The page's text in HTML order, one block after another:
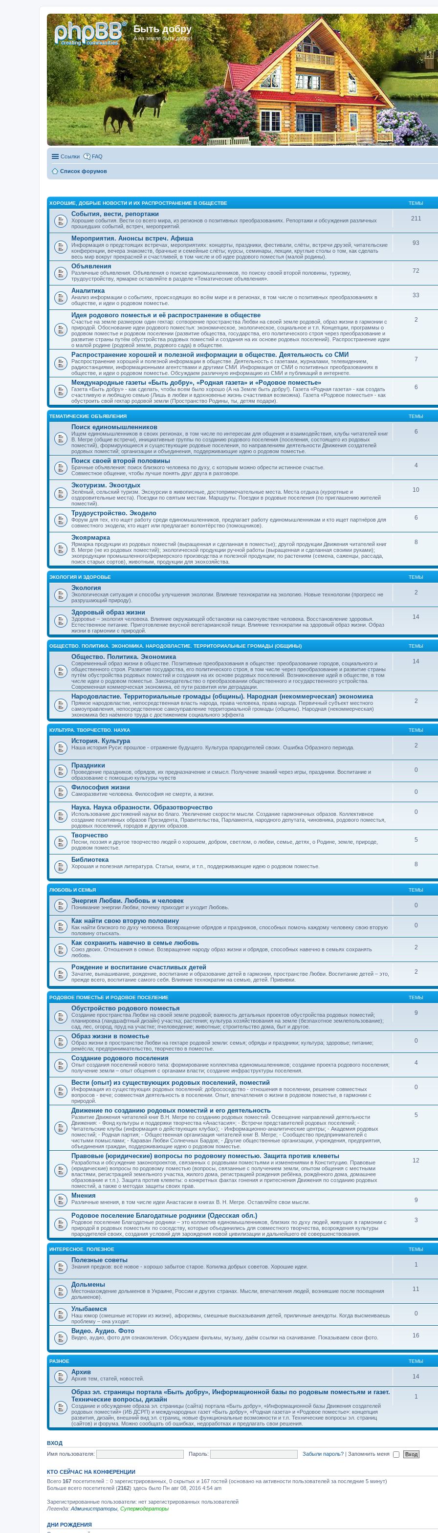
Быть добру
А на земле быть добру!
Ссылки FAQ
Список форумов
ХОРОШИЕ, ДОБРЫЕ НОВОСТИ И ИХ РАСПРОСТРАНЕНИЕ В ОБЩЕСТВЕ ТЕМЫ
События, вести, репортажи
Хорошие события. Вести со всего мира, из регионов о позитивных преобразованиях. Репортажи и обсуждения различных
прошедших событий, встреч, мероприятий.
211
Мероприятия. Анонсы встреч. Афиша
Информация о предстоящих встречах, мероприятиях: концерты, праздники, фестивали, слёты, встречи друзей, читательские
конференции, вечера знакомств, брачные и семейные слёты; курсы, семинары, лекции, круглые столы о том, как сделать
весь мир вокруг прекрасней и счастливей, в том числе и об идее родового поместья (малой родины).
93
Объявления
Различные объявления. Объявления о поиске единомышленников, по поиску своей второй половины, туризму,
трудоустройству, ярмарке оставляйте в разделе «Тематические объявления».
72
Аналитика
Анализ информации о событиях, происходящих во всём мире и в регионах, в том числе о позитивных преобразованиях в
обществе, и идеи о родовом поместье.
33
Идея родового поместья и её распространение в обществе
Счастье на земле размером один гектар: сотворение пространства Любви на своей земле родовой, образ жизни в гармонии с
природой. Обоснование идеи родового поместья: экономическое, экологическое, социальное и т.п. Концепции, программы о
родовом поместье и родовом поселении (развитие общества, государства, его политического строя через преобразование и
развитие страны путём обустройства родовых поместий и создания на их основе родовых поселений). Распространение идеи
о малой родине (родовой земле, родового сада) в обществе.
2
Распространение хорошей и полезной информации в обществе. Деятельность со СМИ
Распространение хорошей и полезной информации в обществе. Деятельность с газетами, журналами, телевидением,
радиостанциями, информационными агентствами и другими СМИ. Информация от СМИ о позитивных преобразованиях в
обществе, и идеи о родовом поместье. Обсуждаем различную информацию из СМИ и публикаций в интернете.
7
Международные газеты «Быть добру», «Родная газета» и «Родовое поместье»
Газета «Быть добру» - как сделать, чтобы всем было хорошо (А на Земле быть добру!). Газета «Родная газета» - как создать
счастливую и любящую семью (Лишь в любви и вдохновенье жизнь счастливая возможна). Газета «Родовое поместье» - как
обустроить свой гектар родовой земли (Пространство Родины, ты, детям подари).
6
ТЕМАТИЧЕСКИЕ ОБЪЯВЛЕНИЯ ТЕМЫ
Поиск единомышленников
Ищем единомышленников в своих регионах, в том числе по интересам для общения и взаимодействия, клубы читателей книг
В. Мегре (общие встречи), инициативные группы по созданию родового поселения (поселения, состоящего из родовых
поместий), формирующиеся и существующие родовые поселения, по направлениям деятельности Движения создателей
родовых поместий; организации и объединения, поддерживающие идею о родовом поместье.
6
Поиск своей второй половины
Брачные объявления: поиск близкого человека по духу, с которым можно обрести истинное счастье.
Совместное общение, чтобы лучше понять друг друга в разговоре.
4
Экотуризм. Экоотдых
Зелёный, сельский туризм. Экскурсии в живописные, достопримечательные места. Места отдыха (курортные и
оздоровительные места). Поездки по святым местам. Маршруты. Поездки в родовые поселения (по приглашению жителей
поместий).
10
Трудоустройство. Экодело
Форум для тех, кто ищет работу среди единомышленников, предлагает работу единомышленникам и кто ищет партнёров для
совместного экодела; кто ищет или предлагает волонтёрство (помощников).
6
Экоярмарка
Ярмарка продукции из родовых поместий (выращенная и сделанная в поместье); другой продукции Движения читателей книг
В. Мегре (не из родовых поместий); экологической продукции ручной работы (выращенная и сделанная своими руками);
экопродукции промышленного/фермерского производства и полезной продукции; по растениям (семена, саженцы, рассада,
поиск старых сортов), животным, продукции для экохозяйства.
8
ЭКОЛОГИЯ И ЗДОРОВЬЕ ТЕМЫ
Экология
Экологическая ситуация и способы улучшения экологии. Влияние технократии на экологию. Новые технологии (прогресс не
разрушающий природу).
2
Здоровый образ жизни
Здоровье – экология человека. Влияние окружающей обстановки на самочувствие человека. Восстановление здоровья.
Естественное питание. Приготовление вкусной вегетарианской пищи. Влияние технократии на здоровый образ жизни. Образ
жизни в гармонии с природой.
14
ОБЩЕСТВО. ПОЛИТИКА. ЭКОНОМИКА. НАРОДОВЛАСТИЕ. ТЕРРИТОРИАЛЬНЫЕ ГРОМАДЫ (ОБЩИНЫ) ТЕМЫ
Общество. Политика. Экономика
Современный образ жизни в обществе. Позитивные преобразования в обществе: преобразование городов, социального и
общественного строя. Развитие государства, его политического строя, в том числе через преобразование и развитие страны
путём обустройства родовых поместий и создания на их основе родовых поселений. Возникновение идей в обществе, в том
числе идеи о родовом поместье. Законодательство о преобразовании общественного и государственного устройства.
Современная коммерческая экономика, её пути развития или деградации.
14
Народовластие. Территориальные громады (общины). Народная (некоммерческая) экономика
Прямое народовластие, непосредственная власть народа, права человека, права народа. Первичный субъект местного
самоуправления, непосредственное самоуправление территориальной громады (общины). Народная (некоммерческая)
экономика без наёмного труда с достижением социального эффекта
2
КУЛЬТУРА. ТВОРЧЕСТВО. НАУКА ТЕМЫ
История. Культура
Наша история Руси: прошлое - отражение будущего. Культура прародителей своих. Ошибка Образного периода. 2
Праздники
Проведение праздников, обрядов, их предназначение и смысл. Получение знаний через игры, праздники. Воспитание и
образование с помощью культуры чувств
0
Философия жизни
Саморазвитие человека. Философия не смерти, а жизни. 0
Наука. Наука образности. Образотворчество
Использование достижений науки во благо. Увеличение скорости мысли. Создание гармоничных образов. Коллективное
создание позитивных образов Президента, Правительства, Парламента, народного депутата, чиновника, родового поместья,
родовых поселений, городов и других образов.
0
Творчество
Песни, поэзия и другое творчество людей о хорошем, добром, светлом, о любви, семье, детях, о Родине, земле, природе,
родовом поместье.
5
Библиотека
Хорошая и полезная литература. Статьи, книги, и т.п., поддерживающие идею о родовом поместье. 8
ЛЮБОВЬ И СЕМЬЯ ТЕМЫ
Энергия Любви. Любовь и человек
Понимание энергии Любви, почему приходит и уходит Любовь. 0
Как найти свою вторую половину
Как найти близкого по духу человека. Возвращение обрядов и праздников, способных помочь каждому человеку свою вторую
половину отыскать.
0
Как сохранить навечно в семье любовь
Союз двоих. Отношения в семье. Возвращение народу образ жизни и обрядов, способных навечно в семьях сохранять
любовь.
2
Рождение и воспитание счастливых детей
Зачатие, вынашивание, рождение, воспитание и образование детей в гармонии, пространстве Любви. Воспитание детей – это,
прежде всего, воспитание самого себя. Влияние технократии на семью, детей. Прививки.
2
РОДОВОЕ ПОМЕСТЬЕ И РОДОВОЕ ПОСЕЛЕНИЕ ТЕМЫ
Обустройство родового поместья
Создание пространства Любви на своей земле родовой; важность детальных проектов обустройства родовых поместий;
планировка (ландшафтный дизайн) участка; растения; культура хозяйствования на земле (безпахотное землепользование);
сад, лес, огород, пруд на участке; пчеловедение; животные; строительство дома, быт и другое.
9
Образ жизни в поместье
Образ жизни в пространстве Любви на гектаре родовой земли: семья; обряды и праздники; культура; здоровье; питание;
ремёсла; предпринимательство, творчество в поместье.
0
Создание родового поселения
Опыт создания поселений нового типа: формирование коллектива единомышленников; создание проекта родового поселения;
получение земли – опыт общения с органами власти; создание инфраструктуры поселения.
4
Вести (опыт) из существующих родовых поселений, поместий
Информация из существующих родовых поселений: добрососедство - отношения в поселении, решение совместных
вопросов - вече; совместная деятельность в поселении. Опыт, впечатления о жизни в родовом поместье, в гармонии с
природой.
0
Движение по созданию родовых поместий и его деятельность
Развитие Движения читателей книг В.Н. Мегре по созданию родовых поместий. Освещение направлений деятельности
Движения: - Фонд культуры и поддержки творчества «Анастасия»; - Встречи представителей родовых поселений; -
Читательские клубы (информация о действующих клубах); - Информационно-аналитические центры; - Академия родовых
поместий; - Родная партия; - Общественная организация читателей книг В. Мегре; - Сообщество предпринимателей с
чистыми помыслами; - Караван Любви Солнечных Бардов; - Другие общественные организации, учреждения, предприятия,
объединения граждан, поддерживающие идею о родовом поместье.
5
Правовые (юридические) вопросы по родовому поместью. Защита против клеветы
Разработка и обсуждение законопроектов, связанных с родовыми поместьями и изменениями в Конституцию. Правовые
(юридические) вопросы по родовому поместью (вопросы, связанные с получением земли, опытом общения с местными
властями, регистрацией земельного участка, жилого дома, регистрацией рождения ребёнка, рождённого дома, домашнее
образование и т.п.). Защита против клеветы: о конкретных фактах гонения и притеснения Движения по созданию родовых
поместий, а также о методах защиты своих прав.
12
Мнения
Различные мнения, в том числе идеи Анастасии в книгах В. Н. Мегре. Оставляйте свои мысли. 9
Родовое поселение Благодатные родники (Одесская обл.)
Родовое поселение Благодатные родники – это коллектив единомышленников, близких по духу людей, живущих в гармонии с
природой в родовых поместьях по соседству, которые объединились для совместного творчества, возрождения культуры
прародителей своих, создания условий для зарождения новой цивилизации и дальнейшего её совершенствования.
3
ИНТЕРЕСНОЕ. ПОЛЕЗНОЕ ТЕМЫ
Полезные советы
Знания предков: всё новое - хорошо забытое старое. Копилка добрых советов. Хорошие идеи. 1
Дольмены
Местонахождение дольменов в Украине, России и других странах. Мысли, впечатления людей, возникшие после посещения
дольменов).
11
Улыбаемся
Наш юмор (смешные истории из жизни), афоризмы, смешные высказывания детей, приличные анекдоты. Когда высмеиваешь
проблему – она уходит.
0
Видео. Аудио. Фото
Видео, аудио, фото для ознакомления. Обсуждаем фильмы, музыку, даём ссылки на скачивание. Показываем свои фото. 16
РАЗНОЕ ТЕМЫ
Архив
Архив тем, статей, новостей. 14
Образ эл. страницы портала «Быть добру», Информационной базы по родовым поместьям и газет.
Технические вопросы, дизайн
Создание и обсуждение образа эл. страницы (сайта) портала «Быть добру», «Информационной базы Движения создателей
родовых поместий» (ИБ ДСРП) и международных газет «Быть добру», «Родная газета» и «Родовое поместье»: концепция
развития, дизайн, внешний вид эл. страниц, новые функциональные возможности и т.п. Технические вопросы эл. страниц
(сайтов) и форума. Можно сообщать об ошибках, недоработках и предлагать свои решения.
1
ВХОД
Имя пользователя:
Пароль: Забыли пароль? | Запомнить меня
КТО СЕЙЧАС НА КОНФЕРЕНЦИИ
Всего 167 посетителей :: 0 зарегистрированных, 0 скрытых и 167 гостей (основано на активности пользователей за последние 5 минут)
Больше всего посетителей (2162) здесь было Пн авг 08, 2016 4:54 am
Зарегистрированные пользователи: нет зарегистрированных пользователей
Легенда: Администраторы Супермодераторы
ДНИ РОЖДЕНИЯ